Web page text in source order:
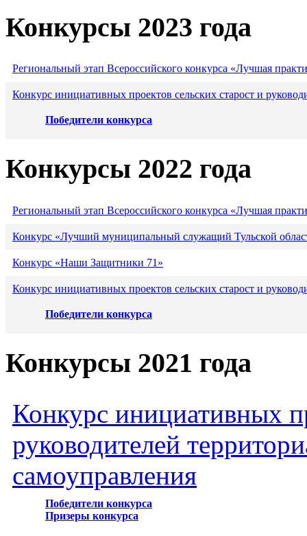
Конкурсы 2023 года
Региональный этап Всероссийского конкурса «Лучшая
Конкурс инициативных проектов сельских старост и
Победители конкурса
Конкурсы 2022 года
Региональный этап Всероссийского конкурса «Лучшая
Конкурс «Лучший муниципальный служащий Тульской
Конкурс «Наши Защитники 71»
Конкурс инициативных проектов сельских старост и
Победители конкурса
Конкурсы 2021 года
Конкурс инициативных
руководителей
самоуправления
Победители конкурса
Призеры конкурса